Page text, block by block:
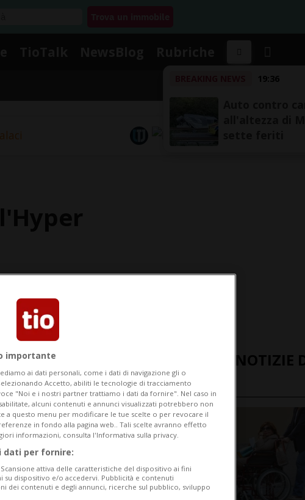
19:36
ULTIME NOTIZIE
MONDO
importante
ai dati personali, come i dati di navigazione gli o
Accetto, abiliti le tecnologie di tracciamento
"Noi e i nostri partner trattiamo i dati da fornire". Nel caso in
alcuni contenuti e annunci visualizzati potrebbero non
a questo menu per modificare le tue scelte o per revocare il
in fondo alla pagina web.. Tali scelte avranno effetto
informazioni, consulta l'Informativa sulla privacy.
per fornire:
attiva delle caratteristiche del dispositivo ai fini
su dispositivo e/o accedervi. Pubblicità e contenuti
dei contenuti e degli annunci, ricerche sul pubblico, sviluppo